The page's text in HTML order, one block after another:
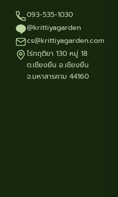
093-535-1030
@krittiyagarden
cs@krittiyagarden.com
ไร่กฤติยา 130 หมู่ 18
ต.เชียงยืน อ.เชียงยืน
จ.มหาสารคาม 44160